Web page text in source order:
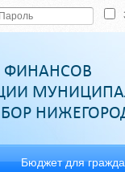
ФИНАНСОВ
БОР
Бюджет для